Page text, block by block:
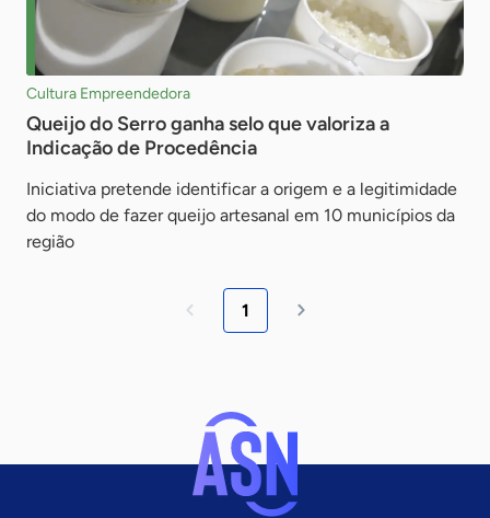
Cultura Empreendedora
Queijo do Serro ganha selo que valoriza a
Indicação de Procedência
Iniciativa pretende identificar a origem e a legitimidade
do modo de fazer queijo artesanal em 10 municípios da
região
1